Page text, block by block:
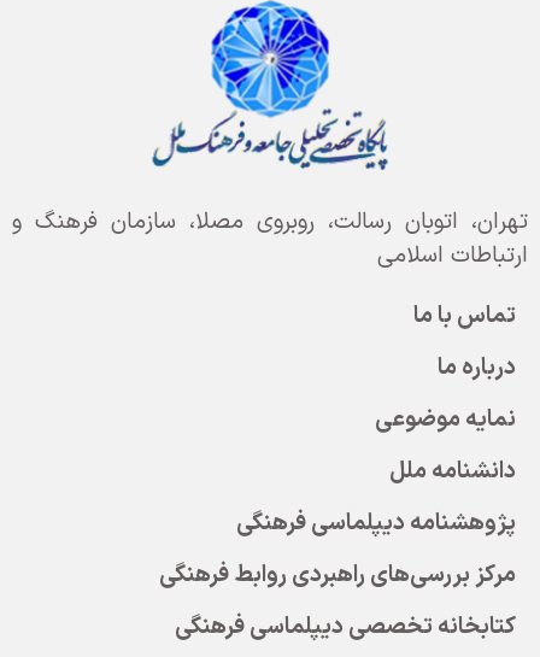
تهران، اتوبان رسالت، روبروی مصلا، سازمان فرهنگ و
ارتباطات اسلامی
تماس با ما
درباره ما
نمایه موضوعی
دانشنامه ملل
پژوهشنامه دیپلماسی فرهنگی
مرکز بررسی‌های راهبردی روابط فرهنگی
کتابخانه تخصصی دیپلماسی فرهنگی